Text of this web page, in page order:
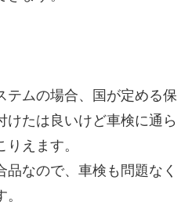
テムの場合、国が定める保
けたは良いけど車検に通ら
えます。
なので、車検も問題なく